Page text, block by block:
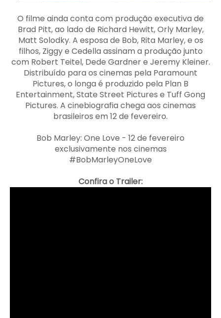
O filme ainda conta com produção executiva de
Brad Pitt, ao lado de Richard Hewitt, Orly Marley,
Matt Solodky. A esposa de Bob, Rita Marley, e os
filhos, Ziggy e Cedella assinam a produção junto
com Robert Teitel, Dede Gardner e Jeremy Kleiner.
Distribuído para os cinemas pela Paramount
Pictures, o longa é produzido pela Plan B
Entertainment, State Street Pictures e Tuff Gong
Pictures. A cinebiografia chega aos cinemas
brasileiros em 12 de fevereiro.
Bob Marley: One Love - 12 de fevereiro
exclusivamente nos cinemas
#BobMarleyOneLove
Confira o Trailer: